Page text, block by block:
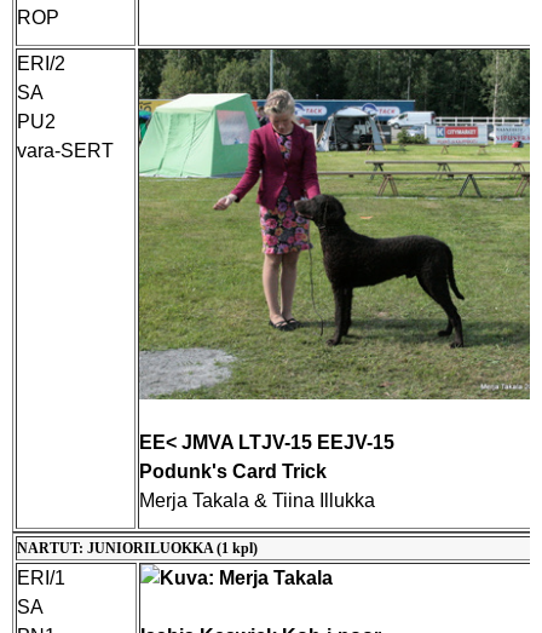
ROP
ERI/2
SA
PU2
vara-SERT
EE< JMVA LTJV-15 EEJV-15
Podunk's Card Trick
Merja Takala & Tiina Illukka
NARTUT: JUNIORILUOKKA (1 kpl)
ERI/1
SA